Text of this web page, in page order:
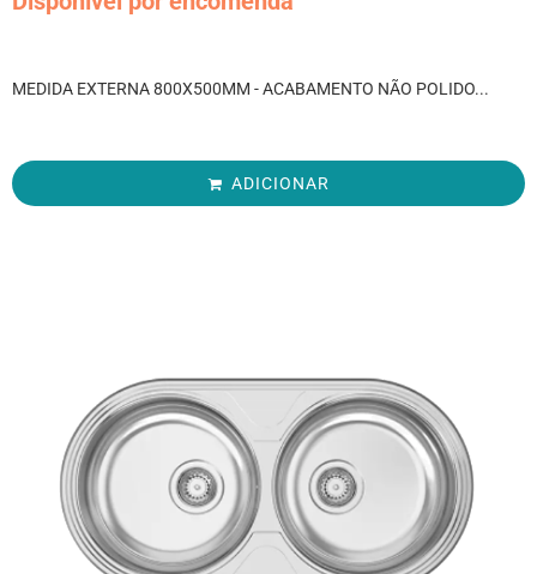
MEDIDA EXTERNA 800X500MM - ACABAMENTO NÃO POLIDO...
ADICIONAR